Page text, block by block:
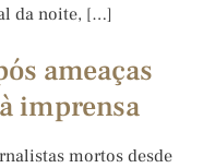
da noite, […]
ameaças
imprensa
mortos desde